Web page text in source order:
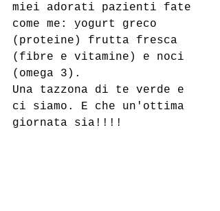
miei adorati pazienti fate
come me: yogurt greco
(proteine) frutta fresca
(fibre e vitamine) e noci
(omega 3).
Una tazzona di te verde e
ci siamo. E che un'ottima
giornata sia!!!!